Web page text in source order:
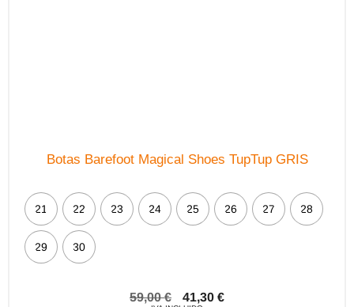
Botas Barefoot Magical Shoes TupTup GRIS
21 22 23 24 25 26 27 28
29 30
59,00€ 41,30 €